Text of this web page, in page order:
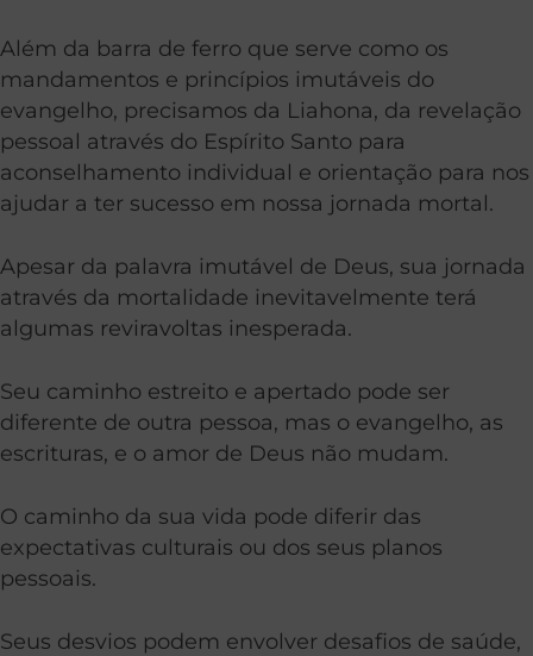
Além da barra de ferro que serve como os
mandamentos e princípios imutáveis do
evangelho, precisamos da Liahona, da revelação
pessoal através do Espírito Santo para
aconselhamento individual e orientação para nos
ajudar a ter sucesso em nossa jornada mortal.
Apesar da palavra imutável de Deus, sua jornada
através da mortalidade inevitavelmente terá
algumas reviravoltas inesperada.
Seu caminho estreito e apertado pode ser
diferente de outra pessoa, mas o evangelho, as
escrituras, e o amor de Deus não mudam.
O caminho da sua vida pode diferir das
expectativas culturais ou dos seus planos
pessoais.
Seus desvios podem envolver desafios de saúde,